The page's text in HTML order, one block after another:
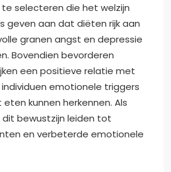
selecteren die het welzijn
geven aan dat diëten rijk aan
granen angst en depressie
Bovendien bevorderen
een positieve relatie met
emotionele triggers
kunnen herkennen. Als
dit bewustzijn leiden tot
en verbeterde emotionele